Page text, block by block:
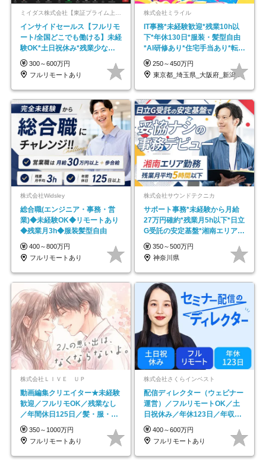
インサイドセールス【フルリモ
ート/全国どこでも働ける】未経
験OK*土日祝休み*残業少なめ*
在宅勤務手当あり
300～600万円
フルリモートあり
株式会社ミライル
IT事務*未経験歓迎*残業10h以
下*年休130日*服装・髪型自由
*AI研修あり*住宅手当あり*転勤
なし
250～450万円
東京都_埼玉県_大阪府_新潟県_福岡県
株式会社Widsley
総合職(エンジニア・事務・営
業)◆未経験OK◆リモートあり
◆残業月3h◆服装髪型自由
400～800万円
フルリモートあり
株式会社サウンドテクニカ
サポート事務*未経験から月給
27万円確約*残業月5h以下*日立
G受託の安定基盤*湘南エリア勤
務
350～500万円
神奈川県
株式会社ＬＩＶＥ ＵＰ
動画編集クリエイター★未経験
歓迎／フルリモOK／残業なし
／年間休日125日／髪・服・ネ
イル自由／研修充実で安心
350～1000万円
フルリモートあり
株式会社さくらインベスト
配信ディレクター（ウェビナー
運営）／フルリモートOK／土
日祝休み／年休123日／年収
600万円可
400～600万円
フルリモートあり